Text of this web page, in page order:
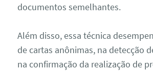
documentos semelhantes.
Além disso, essa técnica
de cartas anônimas, na detecção
na confirmação da realização de